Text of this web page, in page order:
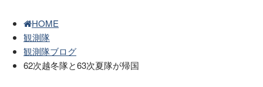
HOME
観測隊
観測隊ブログ
62次越冬隊と63次夏隊が帰国